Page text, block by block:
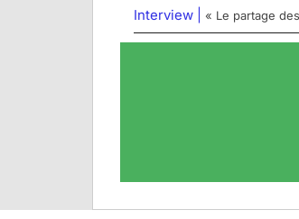
Interview | « Le partage